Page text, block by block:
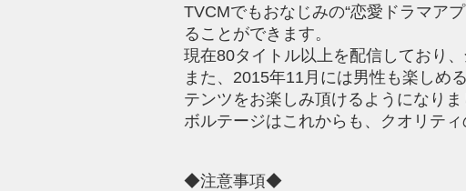
TVCMでもおなじみの“恋愛ドラマア
ることができます。
現在80タイトル以上を配信しており
また、2015年11月には男性も楽しめ
テンツをお楽しみ頂けるようになりま
ボルテージはこれからも、クオリテ
◆注意事項◆